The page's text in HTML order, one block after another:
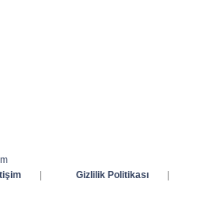
| Gizlilik Politikası
|